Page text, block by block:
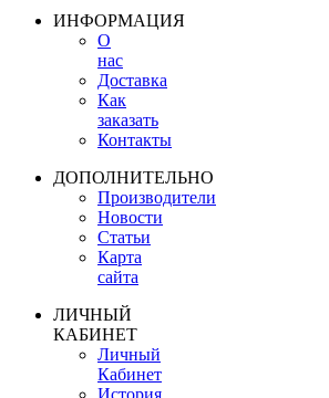
ИНФОРМАЦИЯ
О
нас
Доставка
Как
заказать
Контакты
ДОПОЛНИТЕЛЬНО
Производители
Новости
Статьи
Карта
сайта
ЛИЧНЫЙ
КАБИНЕТ
Личный
Кабинет
История